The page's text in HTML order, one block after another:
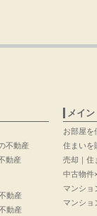
不動産
動産
動産
動産
メイン
お部屋を
住まいを
売却｜住
中古物件
マンショ
マンショ